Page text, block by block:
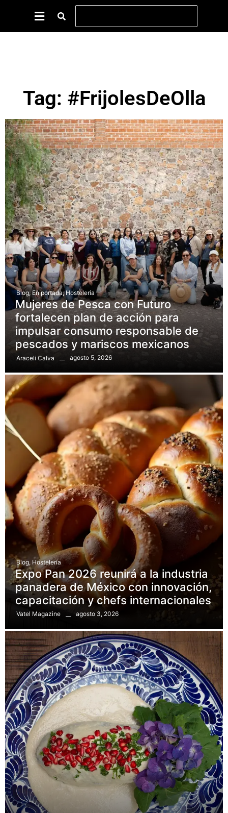
Tag: #FrijolesDeOlla
Blog, En portada, Hostelería
Mujeres de Pesca con Futuro
fortalecen plan de acción para
impulsar consumo responsable de
pescados y mariscos mexicanos
Araceli Calva agosto 5, 2026
Blog, Hostelería
Expo Pan 2026 reunirá a la industria
panadera de México con innovación,
capacitación y chefs internacionales
Vatel Magazine agosto 3, 2026